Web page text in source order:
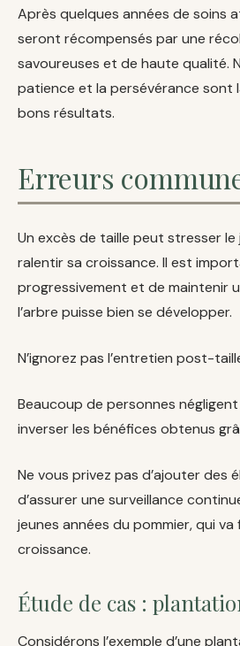
Après quelques années de soins
seront récompensés par une
savoureuses et de haute qualité.
patience et la persévérance sont
bons résultats.
Erreurs
Un excès de taille peut stresser
ralentir sa croissance. Il est
progressivement et de maintenir
l’arbre puisse bien se développer.
N’ignorez pas l’entretien post-
Beaucoup de personnes
inverser les bénéfices obtenus
Ne vous privez pas d’ajouter des
d’assurer une surveillance
jeunes années du pommier, qui
croissance.
Étude de cas :
Considérons l’exemple d’une